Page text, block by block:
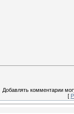
Добавлять комментарии
[